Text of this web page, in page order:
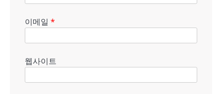
이메일 *
웹사이트